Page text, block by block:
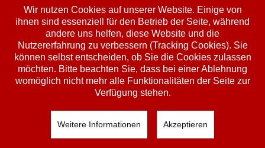
Termine
Fr, 10. Jul.
00:00 Uhr
Jugendbewerbe FJLA
Sa, 11. Jul.
00:00 Uhr
Jugendbewerbe FJLA
Uhr
Jugendbewerbe FJLA
Wir nutzen Cookies auf unserer Website. Einige von
ihnen sind essenziell für den Betrieb der Seite, während
andere uns helfen, diese Website und die
Nutzererfahrung zu verbessern (Tracking Cookies). Sie
können selbst entscheiden, ob Sie die Cookies zulassen
möchten. Bitte beachten Sie, dass bei einer Ablehnung
womöglich nicht mehr alle Funktionalitäten der Seite zur
Verfügung stehen.
Weitere Informationen Akzeptieren